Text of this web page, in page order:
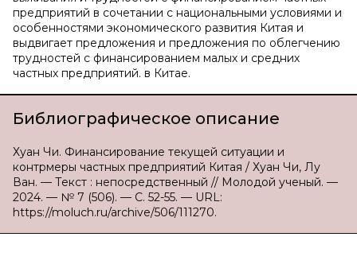
предприятий в сочетании с национальными условиями и
особенностями экономического развития Китая и
выдвигает предложения и предложения по облегчению
трудностей с финансированием малых и средних
частных предприятий. в Китае.
Библиографическое описание
Хуан Чи. Финансирование текущей ситуации и
контрмеры частных предприятий Китая / Хуан Чи, Лу
Ван. — Текст : непосредственный // Молодой ученый. —
2024. — № 7 (506). — С. 52-55. — URL:
https://moluch.ru/archive/506/111270.